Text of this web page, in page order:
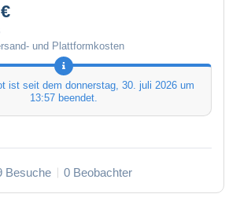
und Plattformkosten
ist seit dem donnerstag, 30. juli 2026 um
13:57 beendet.
Besuche 0 Beobachter